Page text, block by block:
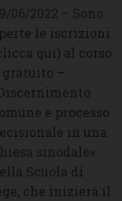
dei
Consigli
06/2022 – Sono
le iscrizioni
qui) al corso
gratuito –
e processo
in una
sinodale»
Scuola di
che inizierà il